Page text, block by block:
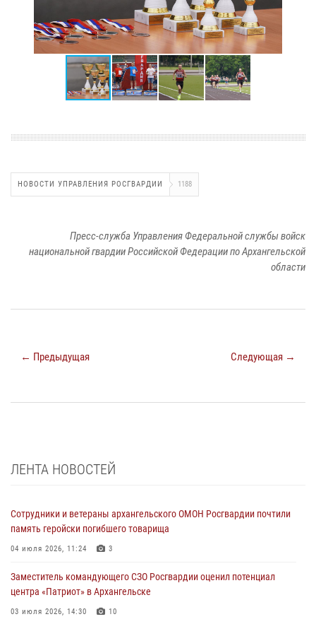
НОВОСТИ УПРАВЛЕНИЯ РОСГВАРДИИ 1188
Пресс-служба Управления Федеральной службы войск
национальной гвардии Российской Федерации по Архангельской
области
← Предыдущая Следующая →
ЛЕНТА НОВОСТЕЙ
Сотрудники и ветераны архангельского ОМОН Росгвардии почтили
память геройски погибшего товарища
04 июля 2026, 11:24 3
Заместитель командующего СЗО Росгвардии оценил потенциал
центра «Патриот» в Архангельске
03 июля 2026, 14:30 10